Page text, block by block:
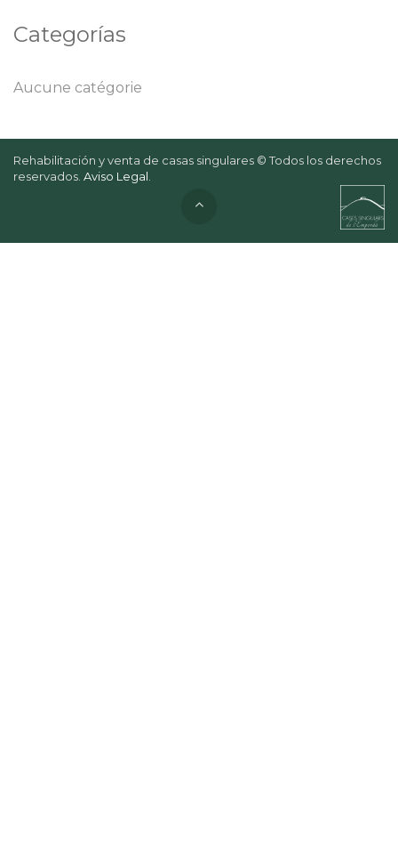
Categorías
Aucune catégorie
Rehabilitación y venta de casas singulares © Todos los derechos
reservados. Aviso Legal